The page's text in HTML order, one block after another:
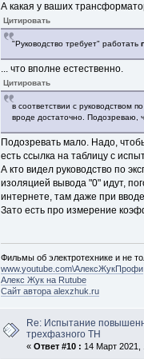
А какая у ваших
Цитировать
"Руководство требует" работать
... что вполне естественно.
Цитировать
в соответствии с руководством
вроде достаточно. Подозреваю,
Подозревать мало. Надо,
есть ссылка на таблицу с
А кто видел руководство по
изоляцией вывода "0" идут,
интернете, там даже при
Зато есть про измерение
Фильмы об электротехнике и не
www.youtube.com\АлексЖукПрофи
Алекс Жук на Rutube
Сайт автора alexzhuk.ru
Re: Испытание
трехфазного ТН
« Ответ #10 : 14 Март 2021,